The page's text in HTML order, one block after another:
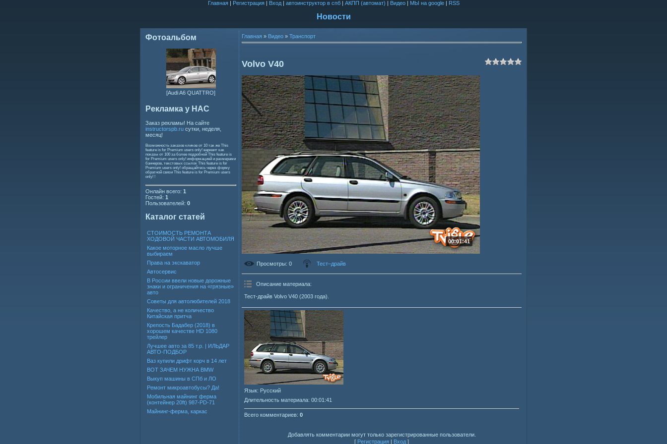
Главная| Регистрация| Вход| автоинструктор в спб| АКПП (автомат) | Видео| МЫ на google| RSS
Новости
Фотоальбом
[Audi A6 QUATTRO]
Рекламка у НАС
Заказ рекламы! На сайте
instructorspb.ru сутки, неделя,
месяц!
Возможность заказов кликов от 10 так же This
feature is for Premium users only! вариант как
показы от 100 за более подробной This feature is
for Premium users only! информацией и размерами
баннеров, текстовых ссылок This feature is for
Premium users only! обращайтесь через форму
обратной связи This feature is for Premium users
only! !
Онлайн всего: 1
Гостей: 1
Пользователей: 0
Каталог статей
СТОИМОСТЬ РЕМОНТА
ХОДОВОЙ ЧАСТИ АВТОМОБИЛЯ
Какое моторное масло лучше
выбираем
Права на экскаватор
Автосервис
В России ввели новые дорожные
знаки и ограничения на «грязные»
авто
Советы для автолюбителей 2018
Качество, а не количество
Китайская притча
Крепость Бадабер (2018) в
хорошем качестве HD 1080
трейлер
Лучшее авто за 85 т.р. | ИЛЬДАР
АВТО-ПОДБОР
Ваз купили дрифт корч в 14 лет
ВОТ ЗАЧЕМ НУЖНА BMW
Выкуп машины в СПб и ЛО
Ремонт микроавтобусы? Да!
Мобильная майнинг ферма
(контейнер 20ft) 987-PD-71
Майнинг-ферма, каркас
Главная » Видео » Транспорт
Volvo V40
00:01:41
Просмотры: 0 Тест–драйв
Описание материала:
Тест-драйв Volvo V40 (2003 года).
Язык: Русский
Длительность материала: 00:01:41
Всего комментариев: 0
Добавлять комментарии могут только зарегистрированные пользователи.
[ Регистрация | Вход ]